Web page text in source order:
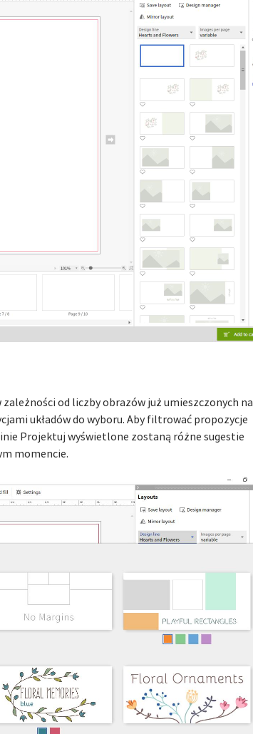
od liczby obrazów już umieszczonych na
układów do wyboru. Aby filtrować propozycje
Projektuj wyświetlone zostaną różne sugestie
momencie.